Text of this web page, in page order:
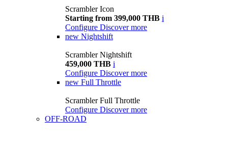
Scrambler Icon
Starting from 399,000 THB i
Configure Discover more
new Nightshift
Scrambler Nightshift
459,000 THB i
Configure Discover more
new Full Throttle
Scrambler Full Throttle
Configure Discover more
OFF-ROAD